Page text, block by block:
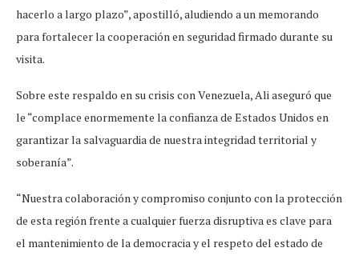
hacerlo a largo plazo”, apostilló, aludiendo a un memorando
para fortalecer la cooperación en seguridad firmado durante su
visita.
Sobre este respaldo en su crisis con Venezuela, Ali aseguró que
le “complace enormemente la confianza de Estados Unidos en
garantizar la salvaguardia de nuestra integridad territorial y
soberanía”.
“Nuestra colaboración y compromiso conjunto con la protección
de esta región frente a cualquier fuerza disruptiva es clave para
el mantenimiento de la democracia y el respeto del estado de